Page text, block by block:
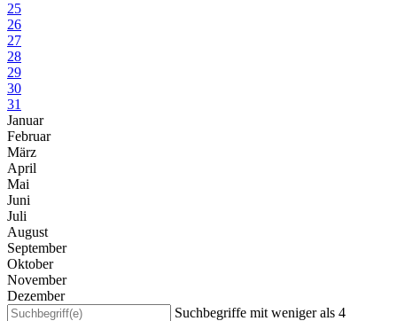
25
26
27
28
29
30
31
Januar
Februar
März
April
Mai
Juni
Juli
August
September
Oktober
November
Dezember
Suchbegriffe mit weniger als 4